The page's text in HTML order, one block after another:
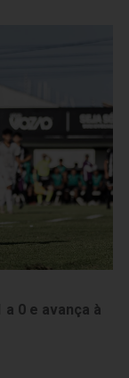
0 e avança à